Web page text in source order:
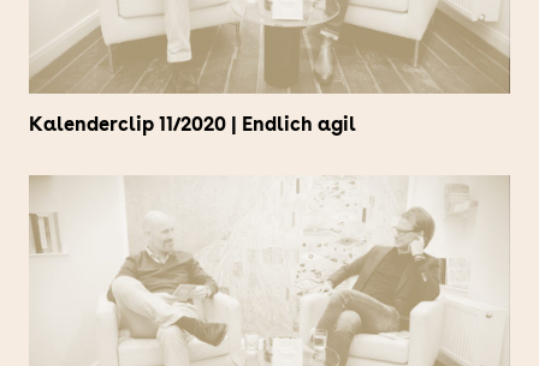
Kalenderclip 11/2020 | Endlich agil